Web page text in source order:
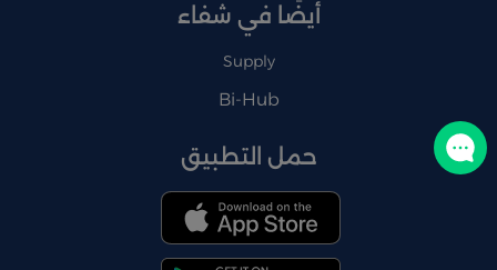
أيضًا في شفاء
Supply
Bi-Hub
حمل التطبيق تواصل معنا